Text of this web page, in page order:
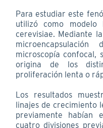
Para estudiar este
utilizó como modelo
cerevisiae. Mediante
microscopía confocal,
origina de los
proliferación lenta o
Los resultados
linajes de crecimiento
previamente habían
cuatro divisiones